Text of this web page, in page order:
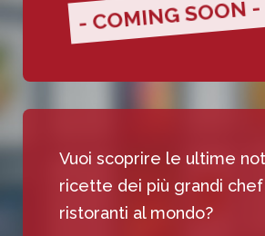
- COMING SOON -
Vuoi scoprire le ultime
ricette dei più grandi
ristoranti al mondo?